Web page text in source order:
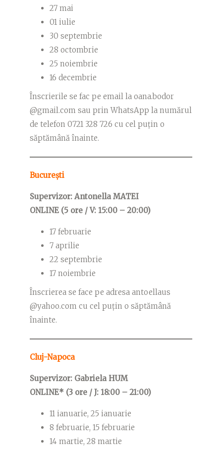
27 mai
01 iulie
30 septembrie
28 octombrie
25 noiembrie
16 decembrie
Înscrierile se fac pe email la oana.bodor
@gmail.com sau prin WhatsApp la numărul
de telefon 0721 328 726 cu cel puțin o
săptămână înainte.
București
Supervizor: Antonella MATEI
ONLINE (5 ore / V: 15:00 – 20:00)
17 februarie
7 aprilie
22 septembrie
17 noiembrie
Înscrierea se face pe adresa antoellaus
@yahoo.com cu cel puțin o săptămână
înainte.
Cluj-Napoca
Supervizor: Gabriela HUM
ONLINE* (3 ore / J: 18:00 – 21:00)
11 ianuarie, 25 ianuarie
8 februarie, 15 februarie
14 martie, 28 martie